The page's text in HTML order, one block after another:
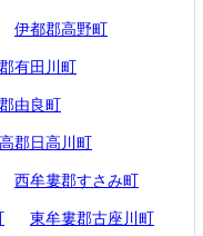
伊都郡高野町
有田川町
由良町
郡日高川町
西牟婁郡すさみ町
東牟婁郡古座川町